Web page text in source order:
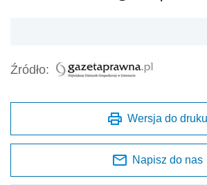
Źródło:
Wersja do druku
Napisz do nas